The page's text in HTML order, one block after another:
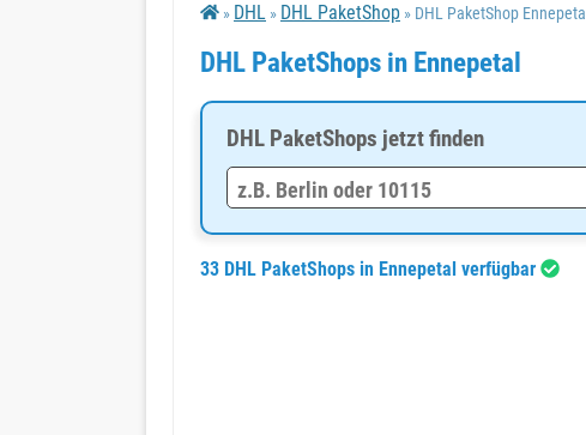
» DHL » DHL PaketShop » DHL PaketShop Ennepetal
DHL PaketShops in Ennepetal
DHL PaketShops jetzt finden
33 DHL PaketShops in Ennepetal verfügbar